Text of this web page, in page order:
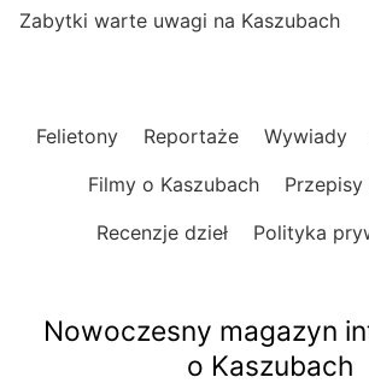
Zabytki warte uwagi na Kaszubach
Felietony Reportaże Wywiady
Filmy o Kaszubach
Przepisy
Recenzje dzieł
Polityka
Nowoczesny magazyn
o Kaszubach